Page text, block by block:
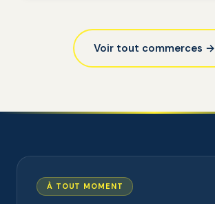
Voir tout commerces →
À TOUT MOMENT